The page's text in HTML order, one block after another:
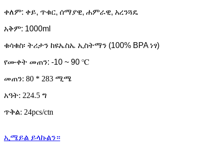
ቀለም: ቀይ, ጥቁር, ሰማያዊ, ሐምራዊ, አረንጓዴ
አቅም: 1000ml
ቁሳቁስ፡ ትሪታን ከዩኤስኤ ኢስትማን (100% BPA ነፃ)
የሙቀት መጠን: -10 ~ 90 ℃
መጠን: 80 * 283 ሚሜ
አዓት: 224.5 ግ
ጥቅል: 24pcs/ctn
ኢሜይል ይላኩልን።